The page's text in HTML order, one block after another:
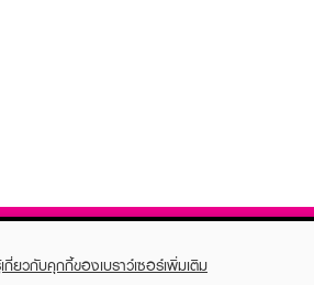
กี่ยวกับคุกกี้ของเบราว์เซอร์เพิ่มเติม